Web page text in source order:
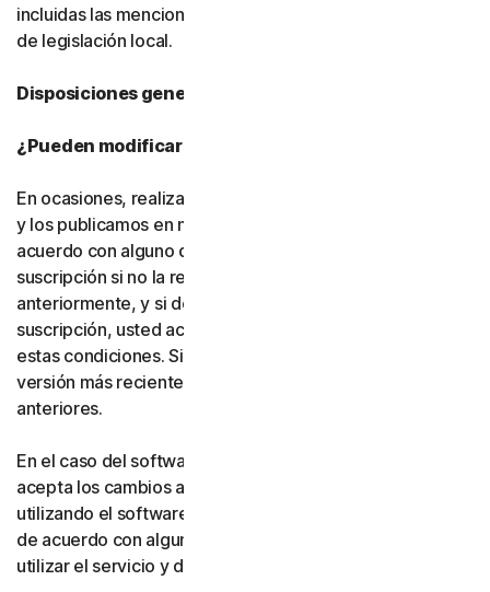
incluidas las mencionadas específicamente en la sección
de legislación local.
Disposiciones generales
¿Pueden modificarse estas condiciones?
En ocasiones, realizamos cambios en estas condiciones
y los publicamos en nuestro sitio web. Si no está de
acuerdo con alguno de los cambios, puede no finalizar la
suscripción si no la renueva, según lo indicado
anteriormente, y si desinstala el software. Si renueva su
suscripción, usted acepta la versión más reciente de
estas condiciones. Si ha aceptado más de una versión, la
versión más reciente sustituirá a todas las versiones
anteriores.
En el caso del software y los servicios gratuitos, usted
acepta los cambios a estas condiciones al continuar
utilizando el software y los servicios gratuitos. Si no está
de acuerdo con alguno de los cambios, debe dejar de
utilizar el servicio y desinstalar el software gratuito.